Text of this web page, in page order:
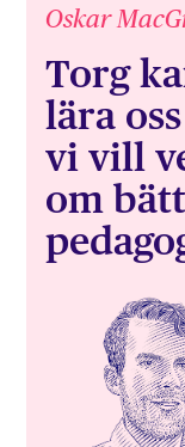
Oskar
Torg
lära
vi vill
om